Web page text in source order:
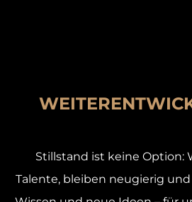
Stillstand ist keine Option:
Talente, bleiben neugierig